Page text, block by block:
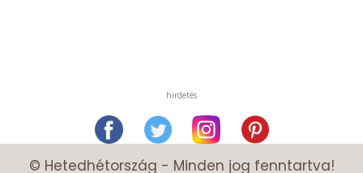
hirdetés
© Hetedhétország - Minden jog fenntartva!